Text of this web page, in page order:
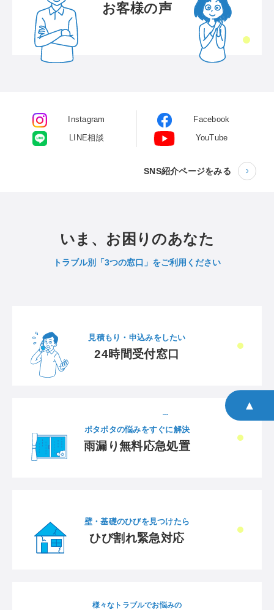
お客様の声
Instagram
Facebook
LINE相談
YouTube
SNS紹介ページをみる
いま、お困りのあなた
トラブル別「3つの窓口」をご利用ください
見積もり・申込みをしたい
24時間受付窓口
ポタポタの悩みをすぐに解決
雨漏り無料応急処置
壁・基礎のひびを見つけたら
ひび割れ緊急対応
様々なトラブルでお悩みの
▲